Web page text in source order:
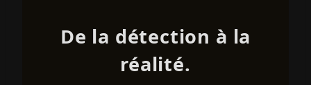
De la détection à la
réalité.